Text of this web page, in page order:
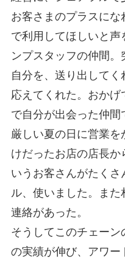
お客さまのプラスに
で利用してほしいと
ンプスタッフの仲間
自分を、送り出してく
応えてくれた。おかげ
で自分が出会った仲間
厳しい夏の日に営業
けだったお店の店長か
いうお客さんがたく
ル、使いました。また
連絡があった。
そうしてこのチェー
の実績が伸び、アワー